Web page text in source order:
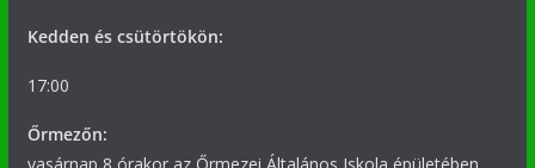
Kedden és csütörtökön:
17:00
Őrmezőn: